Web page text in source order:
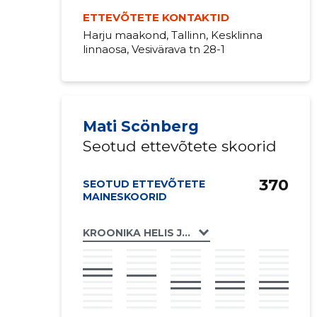
ETTEVÕTETE KONTAKTID
Harju maakond, Tallinn, Kesklinna
linnaosa, Vesivärava tn 28-1
Mati Scönberg
Seotud ettevõtete skoorid
SEOTUD ETTEVÕTETE
MAINESKOORID
KROONIKA HELIS JA PILDIS MTÜ
370